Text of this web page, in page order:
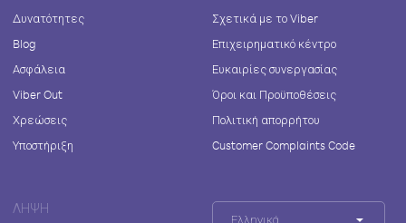
Δυνατότητες
Blog
Ασφάλεια
Viber Out
Χρεώσεις
Υποστήριξη
Σχετικά με το Viber
Επιχειρηματικό κέντρο
Ευκαιρίες συνεργασίας
Όροι και Προϋποθέσεις
Πολιτική απορρήτου
Customer Complaints Code
ΛΉΨΗ
Ελληνικά